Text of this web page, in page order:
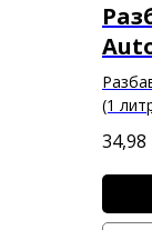
(1
34,98